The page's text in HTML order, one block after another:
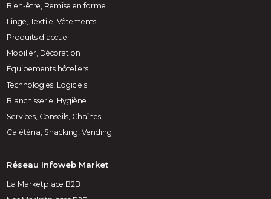
Bien-être, Remise en forme
Linge, Textile, Vêtements
Produits d'accueil
Mobilier, Décoration
Équipements hôteliers
Technologies, Logiciels
Blanchisserie, Hygiène
Services, Conseils, Chaînes
Cafétéria, Snacking, Vending
Réseau Infoweb Market
La Marketplace B2B